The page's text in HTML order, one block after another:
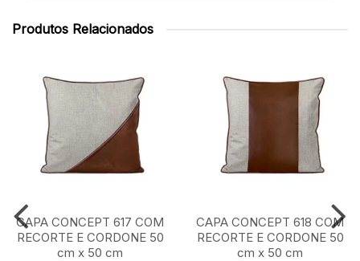
Produtos Relacionados
CAPA CONCEPT 617 COM
RECORTE E CORDONE 50
cm x 50 cm
CAPA CONCEPT 618 COM
RECORTE E CORDONE 50
cm x 50 cm